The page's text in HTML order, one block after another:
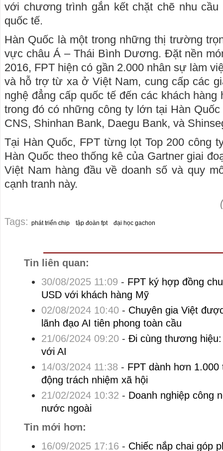
với chương trình gắn kết chặt chẽ nhu cầu
quốc tế.
Hàn Quốc là một trong những thị trường
vực châu Á – Thái Bình Dương. Đặt nền
2016, FPT hiện có gần 2.000 nhân sự làm
và hỗ trợ từ xa ở Việt Nam, cung cấp các
nghệ đẳng cấp quốc tế đến các khách
trong đó có những công ty lớn tại Hàn
CNS, Shinhan Bank, Daegu Bank, và
Tại Hàn Quốc, FPT từng lọt Top 200 công
Hàn Quốc theo thống kê của Gartner giai
Việt Nam hàng đầu về doanh số và quy
cạnh tranh này.
Tags: phát triển chip tập đoàn fpt đại học gachon
Tin liên quan:
30/08/2025 11:09 - FPT ký hợp đồng
USD với khách hàng Mỹ
02/08/2024 10:40- Chuyên gia Việt
lãnh đạo AI tiên phong toàn cầu
21/06/2024 09:20- Đi cùng thương hiệu:
với AI
14/03/2024 11:38 - FPT dành hơn
động trách nhiệm xã hội
21/02/2024 10:32 - Doanh nghiệp công
nước ngoài
Tin mới hơn:
16/09/2025 17:16 - Chiếc nắp chai góp